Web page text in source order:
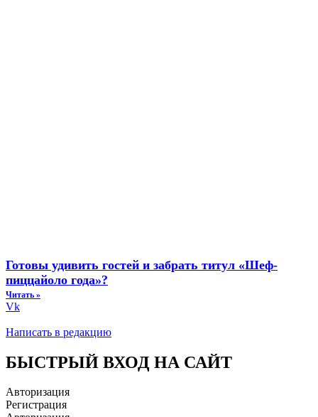
Готовы удивить гостей и забрать титул «Шеф-
пиццайоло года»?
Читать »
Vk
Написать в редакцию
БЫСТРЫЙ ВХОД НА САЙТ
Авторизация
Регистрация